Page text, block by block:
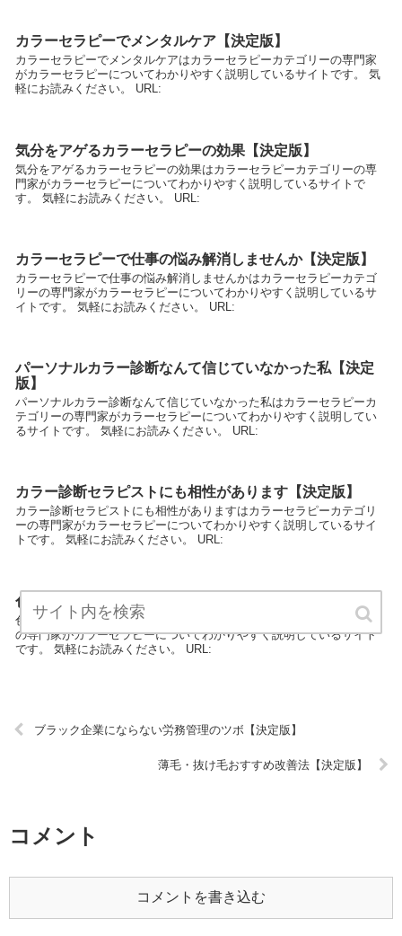
カラーセラピーでメンタルケア【決定版】
カラーセラピーでメンタルケアはカラーセラピーカテゴリーの専門家
がカラーセラピーについてわかりやすく説明しているサイトです。 気
軽にお読みください。 URL:
気分をアゲるカラーセラピーの効果【決定版】
気分をアゲるカラーセラピーの効果はカラーセラピーカテゴリーの専
門家がカラーセラピーについてわかりやすく説明しているサイトで
す。 気軽にお読みください。 URL:
カラーセラピーで仕事の悩み解消しませんか【決定版】
カラーセラピーで仕事の悩み解消しませんかはカラーセラピーカテゴ
リーの専門家がカラーセラピーについてわかりやすく説明しているサ
イトです。 気軽にお読みください。 URL:
パーソナルカラー診断なんて信じていなかった私【決定
版】
パーソナルカラー診断なんて信じていなかった私はカラーセラピーカ
テゴリーの専門家がカラーセラピーについてわかりやすく説明してい
るサイトです。 気軽にお読みください。 URL:
カラー診断セラピストにも相性があります【決定版】
カラー診断セラピストにも相性がありますはカラーセラピーカテゴリ
ーの専門家がカラーセラピーについてわかりやすく説明しているサイ
トです。 気軽にお読みください。 URL:
色彩を味方にするカラーセラピーの極意【決定版】
色彩を味方にするカラーセラピーの極意はカラーセラピーカテゴリー
の専門家がカラーセラピーについてわかりやすく説明しているサイト
です。 気軽にお読みください。 URL:
ブラック企業にならない労務管理のツボ【決定版】
薄毛・抜け毛おすすめ改善法【決定版】
コメント
コメントを書き込む